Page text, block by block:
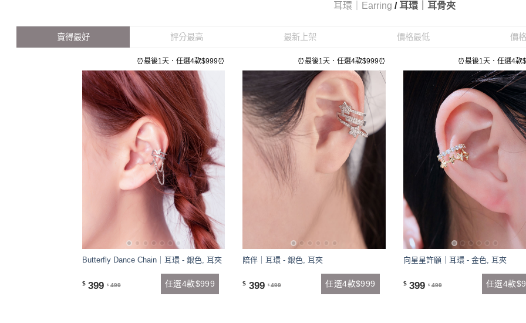
耳環｜Earring /耳環｜耳骨夾
賣得最好 評分最高 最新上架 價格最低 價
⏰最後1天．任選4款$999⏰
Butterfly Dance Chain｜耳環 - 銀色, 耳夾
$ 399 $ 499 任選4款$999
⏰最後1天．任選4款$999⏰
陪伴｜耳環 - 銀色, 耳夾
$ 399 $ 499 任選4款$999
⏰最後1天．任選4款
向星星許願｜耳環 - 金色, 耳夾
$ 399 $ 499 任選4款